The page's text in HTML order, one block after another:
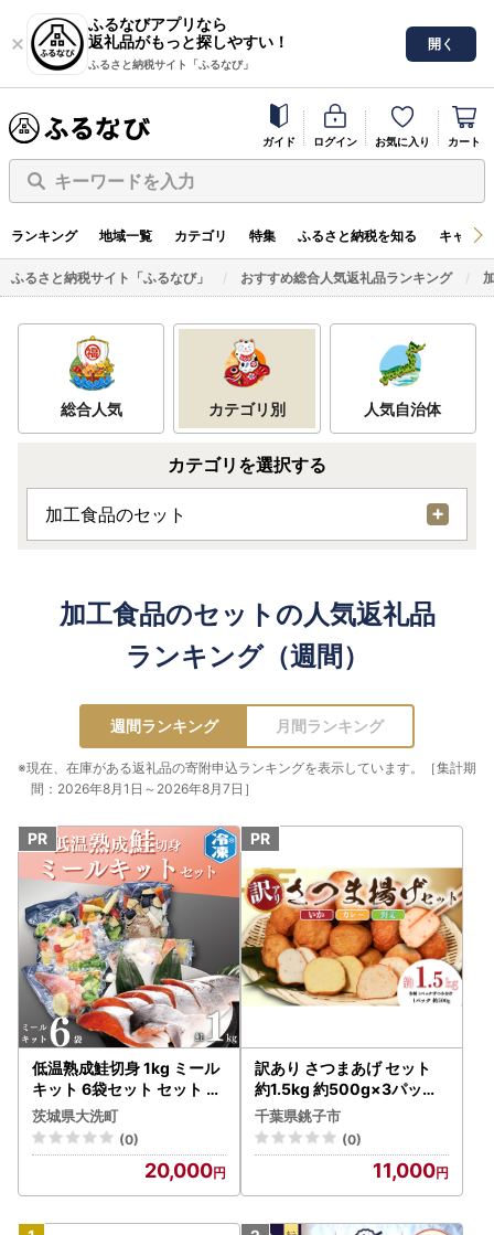
ふるなびアプリなら
返礼品がもっと探しやすい！
ふるさと納税サイト「ふるなび」
開く
ガイド ログイン お気に入り カート
キーワードを入力
ランキング 地域一覧 カテゴリ 特集 ふるさと納税を知る キャン
ふるさと納税サイト「ふるなび」 おすすめ総合人気返礼品ランキング
総合人気 カテゴリ別 人気自治体
カテゴリを選択する
加工食品のセット
加工食品のセットの人気返礼品
ランキング（週間）
週間ランキング 月間ランキング
※現在、在庫がある返礼品の寄附申込ランキングを表示しています。［集計期
間：2026年8月1日～2026年8月7日］
低温熟成鮭切身 1kg ミール
キット 6袋セット セット 切
り身 魚介類 おかず 惣菜 簡
単 時短 さけ サケ 魚 さかな
そうざい 鮭 切身_AB012
茨城県大洗町
(0)
20,000
訳あり さつまあげ セット
約1.5kg 約500g×3パック
（ いか ・ カレー ・ 野菜 ）
さつまあげ
千葉県銚子市
(0)
11,000